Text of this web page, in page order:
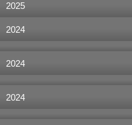
2025
2024
2024
2024